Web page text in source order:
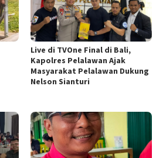
Live di TVOne Final di Bali,
Kapolres Pelalawan Ajak
Masyarakat Pelalawan Dukung
Nelson Sianturi